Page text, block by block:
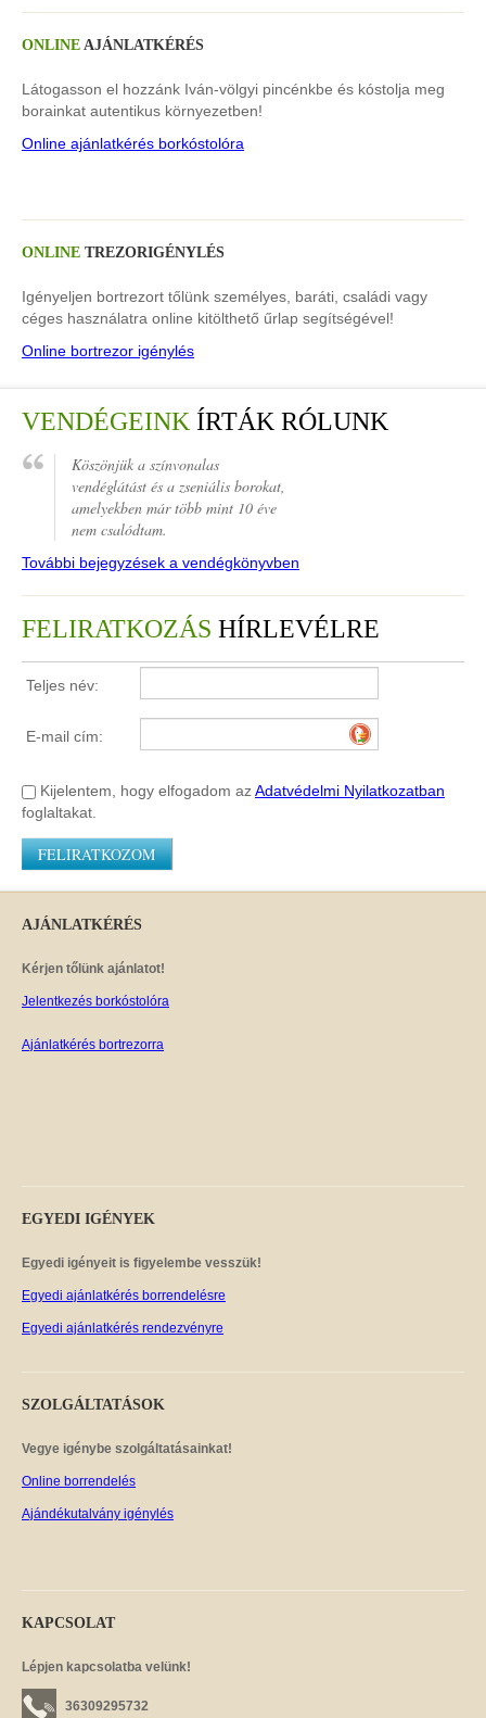
ONLINE AJÁNLATKÉRÉS
Látogasson el hozzánk Iván-völgyi pincénkbe és kóstolja meg
borainkat autentikus környezetben!
Online ajánlatkérés borkóstolóra
ONLINE TREZORIGÉNYLÉS
Igényeljen bortrezort tőlünk személyes, baráti, családi vagy
céges használatra online kitölthető űrlap segítségével!
Online bortrezor igénylés
VENDÉGEINK ÍRTÁK RÓLUNK
Köszönjük a színvonalas
vendéglátást és a zseniális borokat,
amelyekben már több mint 10 éve
nem csalódtam.
További bejegyzések a vendégkönyvben
FELIRATKOZÁS HÍRLEVÉLRE
Teljes név:
E-mail cím:
Kijelentem, hogy elfogadom azAdatvédelmi Nyilatkozatban
foglaltakat.
FELIRATKOZOM
AJÁNLATKÉRÉS
Kérjen tőlünk ajánlatot!
Jelentkezés borkóstolóra
Ajánlatkérés bortrezorra
EGYEDI IGÉNYEK
Egyedi igényeit is figyelembe vesszük!
Egyedi ajánlatkérés borrendelésre
Egyedi ajánlatkérés rendezvényre
SZOLGÁLTATÁSOK
Vegye igénybe szolgáltatásainkat!
Online borrendelés
Ajándékutalvány igénylés
KAPCSOLAT
Lépjen kapcsolatba velünk!
36309295732